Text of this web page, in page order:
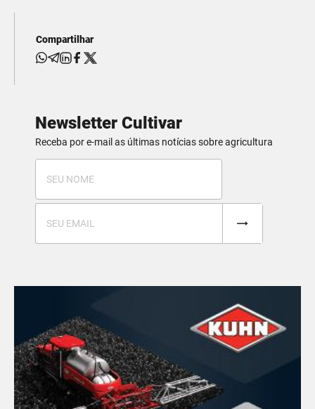
Compartilhar
Newsletter Cultivar
Receba por e-mail as últimas notícias sobre agricultura